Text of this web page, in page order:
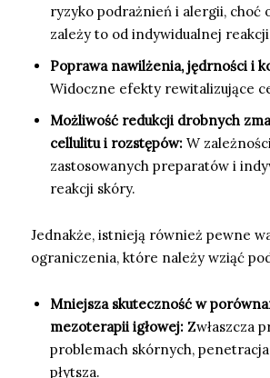
ryzyko podrażnień i alergii, choć
zależy to od indywidualnej
Poprawa nawilżenia, jędrności i
Widoczne efekty rewitalizujące
Możliwość redukcji drobnych
cellulitu i rozstępów: W
zastosowanych preparatów i
reakcji skóry.
Jednakże, istnieją również pewne
ograniczenia, które należy wziąć
Mniejsza skuteczność w
mezoterapii igłowej: Zwłaszcza
problemach skórnych,
płytsza.